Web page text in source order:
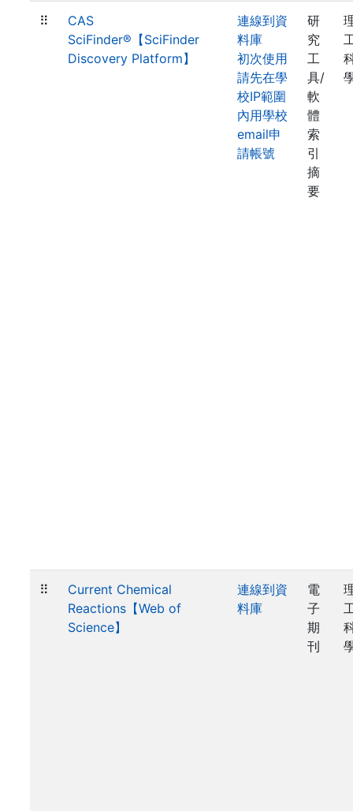
⠿
CAS
SciFinder®【SciFinder
Discovery Platform】
連線到資
料庫
初次使用
請先在學
校IP範圍
內用學校
email申
請帳號
研
究
工
具/
軟
體
索
引
摘
要
⠿
Current Chemical
Reactions【Web of
Science】
連線到資
料庫
電
子
期
刊